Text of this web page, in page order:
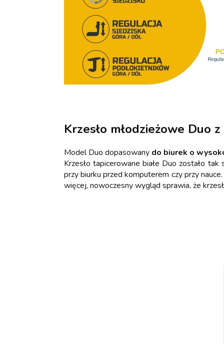
Krzesło młodzieżowe Duo
Model Duo dopasowany do biurek o
Krzesło tapicerowane białe Duo zostało
przy biurku przed komputerem czy przy
więcej, nowoczesny wygląd sprawia, że